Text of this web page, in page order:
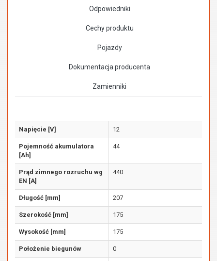
Odpowiedniki
Cechy produktu
Pojazdy
Dokumentacja producenta
Zamienniki
Napięcie [V] 12
Pojemność akumulatora
[Ah]
44
Prąd zimnego rozruchu wg
EN [A]
440
Długość [mm] 207
Szerokość [mm] 175
Wysokość [mm] 175
Położenie biegunów 0